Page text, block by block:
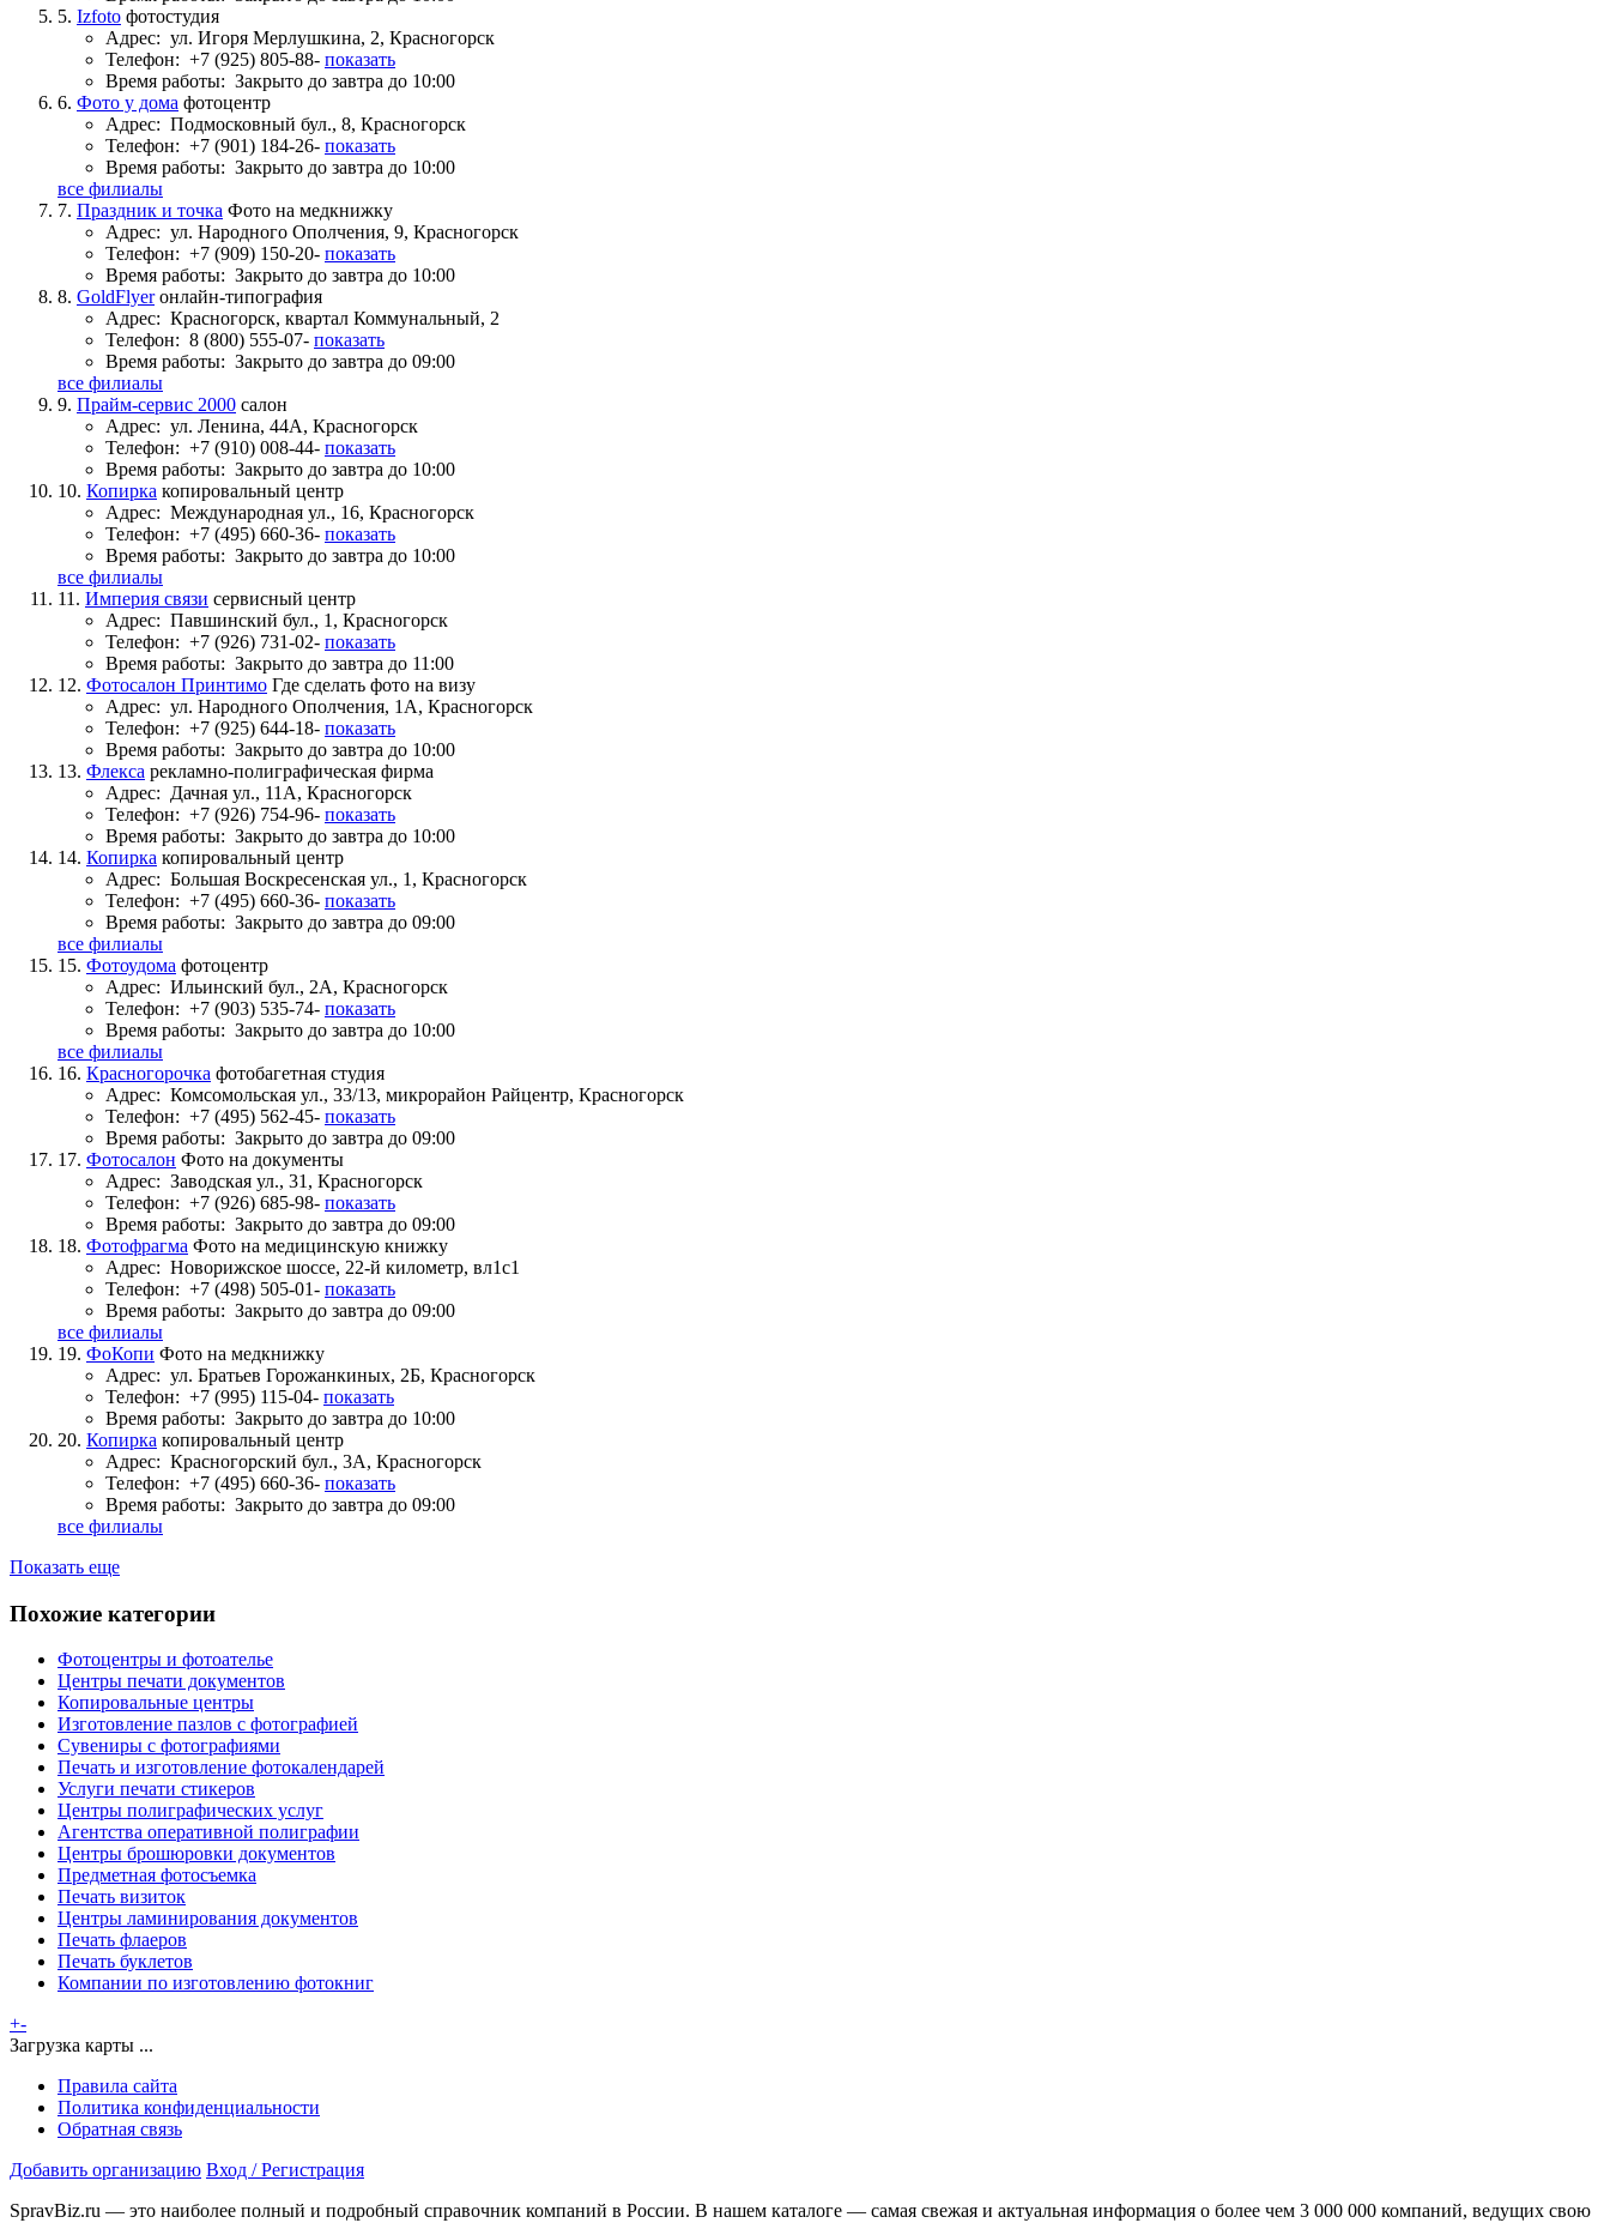
5. Izfoto фотостудия
Адрес: ул. Игоря Мерлушкина, 2, Красногорск
Телефон: +7 (925) 805-88- показать
Время работы: Закрыто до завтра до 10:00
6. Фото у дома фотоцентр
Адрес: Подмосковный бул., 8, Красногорск
Телефон: +7 (901) 184-26- показать
Время работы: Закрыто до завтра до 10:00
все филиалы
7. Праздник и точка Фото на медкнижку
Адрес: ул. Народного Ополчения, 9, Красногорск
Телефон: +7 (909) 150-20- показать
Время работы: Закрыто до завтра до 10:00
8. GoldFlyer онлайн-типография
Адрес: Красногорск, квартал Коммунальный, 2
Телефон: 8 (800) 555-07- показать
Время работы: Закрыто до завтра до 09:00
все филиалы
9. Прайм-сервис 2000 салон
Адрес: ул. Ленина, 44А, Красногорск
Телефон: +7 (910) 008-44- показать
Время работы: Закрыто до завтра до 10:00
10. Копирка копировальный центр
Адрес: Международная ул., 16, Красногорск
Телефон: +7 (495) 660-36- показать
Время работы: Закрыто до завтра до 10:00
все филиалы
11. Империя связи сервисный центр
Адрес: Павшинский бул., 1, Красногорск
Телефон: +7 (926) 731-02- показать
Время работы: Закрыто до завтра до 11:00
12. Фотосалон Принтимо Где сделать фото на визу
Адрес: ул. Народного Ополчения, 1А, Красногорск
Телефон: +7 (925) 644-18- показать
Время работы: Закрыто до завтра до 10:00
13. Флекса рекламно-полиграфическая фирма
Адрес: Дачная ул., 11А, Красногорск
Телефон: +7 (926) 754-96- показать
Время работы: Закрыто до завтра до 10:00
14. Копирка копировальный центр
Адрес: Большая Воскресенская ул., 1, Красногорск
Телефон: +7 (495) 660-36- показать
Время работы: Закрыто до завтра до 09:00
все филиалы
15. Фотоудома фотоцентр
Адрес: Ильинский бул., 2А, Красногорск
Телефон: +7 (903) 535-74- показать
Время работы: Закрыто до завтра до 10:00
все филиалы
16. Красногорочка фотобагетная студия
Адрес: Комсомольская ул., 33/13, микрорайон Райцентр, Красногорск
Телефон: +7 (495) 562-45- показать
Время работы: Закрыто до завтра до 09:00
17. Фотосалон Фото на документы
Адрес: Заводская ул., 31, Красногорск
Телефон: +7 (926) 685-98- показать
Время работы: Закрыто до завтра до 09:00
18. Фотофрагма Фото на медицинскую книжку
Адрес: Новорижское шоссе, 22-й километр, вл1с1
Телефон: +7 (498) 505-01- показать
Время работы: Закрыто до завтра до 09:00
все филиалы
19. ФоКопи Фото на медкнижку
Адрес: ул. Братьев Горожанкиных, 2Б, Красногорск
Телефон: +7 (995) 115-04- показать
Время работы: Закрыто до завтра до 10:00
20. Копирка копировальный центр
Адрес: Красногорский бул., 3А, Красногорск
Телефон: +7 (495) 660-36- показать
Время работы: Закрыто до завтра до 09:00
все филиалы
Показать еще
Похожие категории
Фотоцентры и фотоателье
Центры печати документов
Копировальные центры
Изготовление пазлов с фотографией
Сувениры с фотографиями
Печать и изготовление фотокалендарей
Услуги печати стикеров
Центры полиграфических услуг
Агентства оперативной полиграфии
Центры брошюровки документов
Предметная фотосъемка
Печать визиток
Центры ламинирования документов
Печать флаеров
Печать буклетов
Компании по изготовлению фотокниг
+-
Загрузка карты ...
Правила сайта
Политика конфиденциальности
Обратная связь
Добавить организацию Вход / Регистрация
SpravBiz.ru — это наиболее полный и подробный справочник компаний в России. В нашем каталоге — самая свежая и актуальная информация о более чем 3 000 000 компаний, ведущих свою